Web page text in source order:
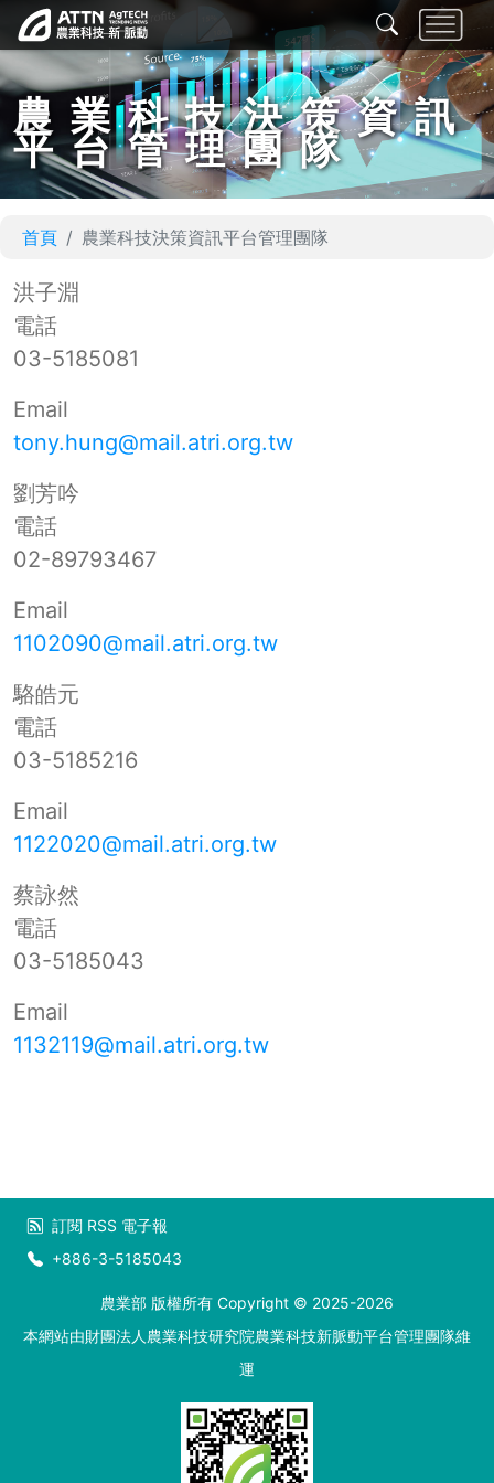
農業科技決策資訊
平台管理團隊
首頁 農業科技決策資訊平台管理團隊
洪子淵
電話
03-5185081
Email
tony.hung@mail.atri.org.tw
劉芳吟
電話
02-89793467
Email
1102090@mail.atri.org.tw
駱皓元
電話
03-5185216
Email
1122020@mail.atri.org.tw
蔡詠然
電話
03-5185043
Email
1132119@mail.atri.org.tw
訂閱 RSS 電子報
+886-3-5185043
農業部 版權所有 Copyright © 2025-2026
本網站由財團法人農業科技研究院農業科技新脈動平台管理團隊維
運